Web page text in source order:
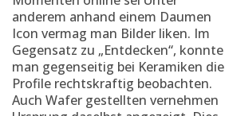
anderem anhand einem Daumen
Icon vermag man Bilder liken. Im
Gegensatz zu „Entdecken“, konnte
man gegenseitig bei Keramiken die
Profile rechtskraftig beobachten.
Auch Wafer gestellten vernehmen